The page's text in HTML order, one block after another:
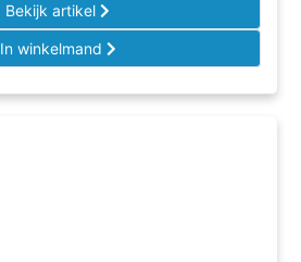
Bekijk artikel
In winkelmand